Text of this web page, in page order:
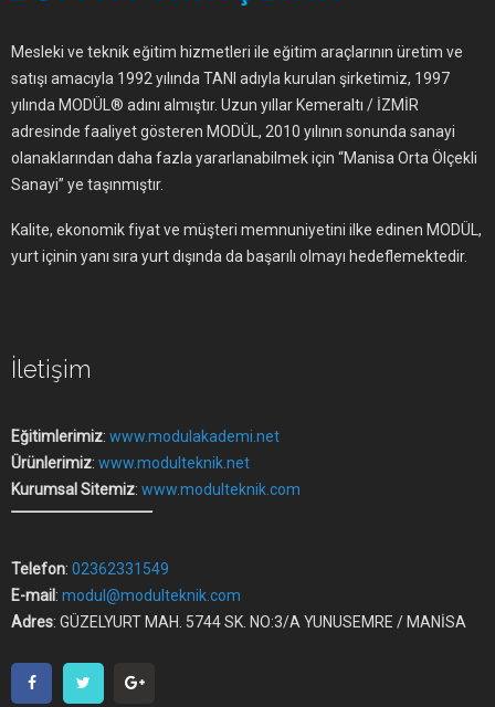
Mesleki ve teknik eğitim hizmetleri ile eğitim araçlarının üretim ve
satışı amacıyla 1992 yılında TANI adıyla kurulan şirketimiz, 1997
yılında MODÜL® adını almıştır. Uzun yıllar Kemeraltı / İZMİR
adresinde faaliyet gösteren MODÜL, 2010 yılının sonunda sanayi
olanaklarından daha fazla yararlanabilmek için “Manisa Orta Ölçekli
Sanayi” ye taşınmıştır.
Kalite, ekonomik fiyat ve müşteri memnuniyetini ilke edinen MODÜL,
yurt içinin yanı sıra yurt dışında da başarılı olmayı hedeflemektedir.
İletişim
Eğitimlerimiz: www.modulakademi.net
Ürünlerimiz: www.modulteknik.net
Kurumsal Sitemiz: www.modulteknik.com
Telefon: 02362331549
E-mail : modul@modulteknik.com
Adres: GÜZELYURT MAH. 5744 SK. NO:3/A YUNUSEMRE / MANİSA